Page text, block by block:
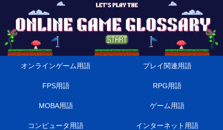
オンラインゲーム用語 プレイ関連用語
FPS用語 RPG用語
MOBA用語 ゲーム用語
コンピュータ用語 インターネット用語